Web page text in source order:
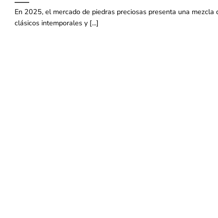
En 2025, el mercado de piedras preciosas presenta una mezcla
clásicos intemporales y [...]